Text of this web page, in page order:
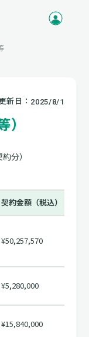
新日： 2025/8/1
分）
契約金額（税込）
¥50,257,570
¥5,280,000
¥15,840,000